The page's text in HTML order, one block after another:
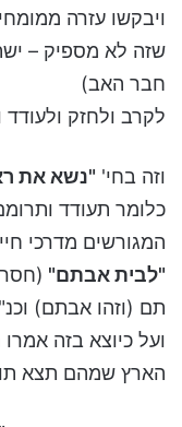
ויבקשו עזרה
שזה לא מספיק –
חבר האב)
לקרב ולחזק
וזה בחי' "נשא את
כלומר תעודד
המגורשים מדרכי
"לבית אבתם"
תם (וזהו אבתם)
ועל כיוצא בזה
הארץ שמהם תצא